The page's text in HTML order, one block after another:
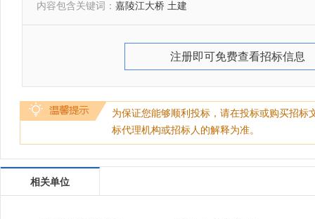
内容包含关键词： 嘉陵江大桥 土建
注册即可免费查看招标信息
为保证您能够顺利投标，请在投标或购买招
标代理机构或招标人的解释为准。
相关单位